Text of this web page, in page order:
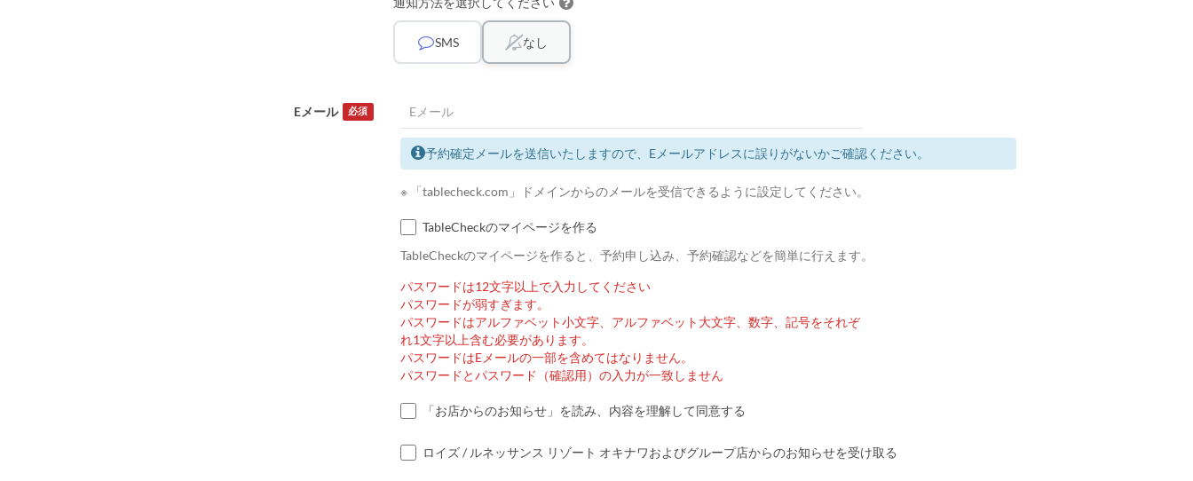
SMS なし
Eメール 必須
予約確定メールを送信いたしますので、Eメールアドレスに誤りがないかご確認ください。
※ 「tablecheck.com」ドメインからのメールを受信できるように設定してください。
TableCheckのマイページを作る
TableCheckのマイページを作ると、予約申し込み、予約確認などを簡単に行えます。
パスワードは12文字以上で入力してください
パスワードが弱すぎます。
パスワードはアルファベット小文字、アルファベット大文字、数字、記号をそれぞ
れ1文字以上含む必要があります。
パスワードはEメールの一部を含めてはなりません。
パスワードとパスワード（確認用）の入力が一致しません
「お店からのお知らせ」を読み、内容を理解して同意する
ロイズ / ルネッサンス リゾート オキナワおよびグループ店からのお知らせを受け取る